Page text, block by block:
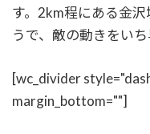
す。2km程にある金
うで、敵の動きをい
[wc_divider
margin_bottom=""]